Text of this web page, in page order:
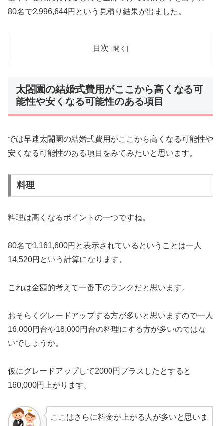
80名で2,996,644円という見積り結果が出ました。
目次
太閤園の結婚式費用がここから高くなる可
能性や安くなる可能性のある項目
では早速太閤園の結婚式費用がここから高くなる可能性や
安くなる可能性のある項目をみてみたいと思います。
料理
料理は高くなるポイントの一つですね。
80名で1,161,600円と表示されているということは一人
14,520円という計算になります。
これは金額的考えて一番下のランクだと思います。
おそらくグレードアップする方が多いと思いますので一人
16,000円台や18,000円台の料理にする方が多いのではな
いでしょうか。
仮にグレードアップして2000円プラスしたとすると
160,000円上がります。
ここはさらに料金が上がる人が多いと思いま